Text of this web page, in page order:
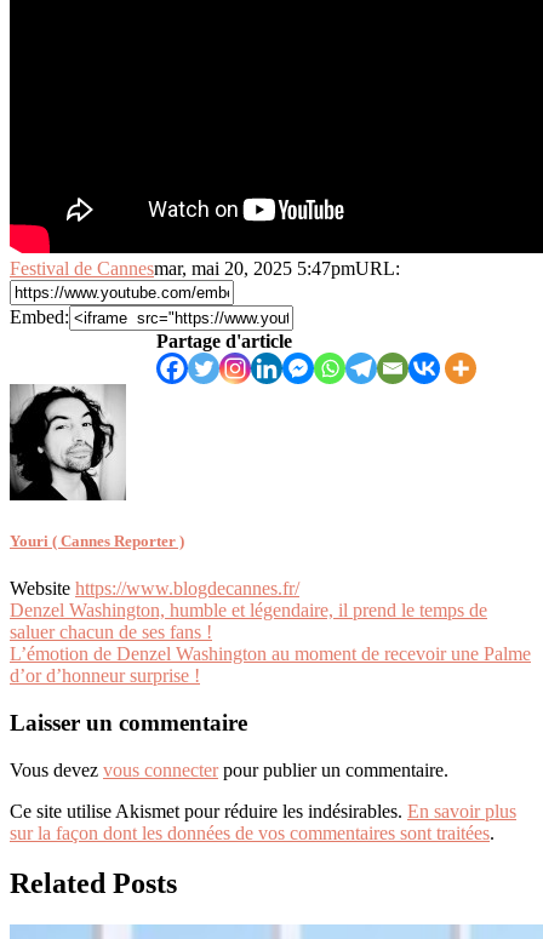
Festival de Cannesmar, mai 20, 2025 5:47pmURL:
Embed:
Partage d'article
Youri ( Cannes Reporter )
Website https://www.blogdecannes.fr/
Navigation
de
l’article
Denzel Washington, humble et légendaire, il prend le temps de
saluer chacun de ses fans !
L’émotion de Denzel Washington au moment de recevoir une Palme
d’or d’honneur surprise !
Laisser un commentaire
Vous devez vous connecterpour publier un commentaire.
Ce site utilise Akismet pour réduire les indésirables. En savoir plus
sur la façon dont les données de vos commentaires sont traitées.
Related Posts